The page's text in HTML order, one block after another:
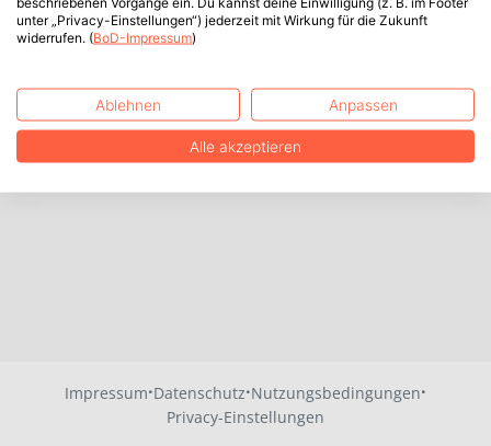
Impressum·Datenschutz·Nutzungsbedingungen·
Privacy-Einstellungen
unter „Privacy-Einstellungen“) jederzeit mit Wirkung für die Zukunft
widerrufen. (BoD-Impressum)
Ablehnen Anpassen
Alle akzeptieren